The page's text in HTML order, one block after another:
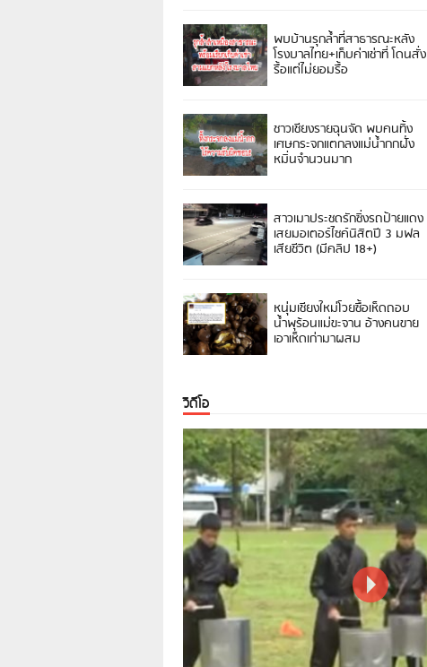
พบบ้านรุกล้ำที่สาธารณะหลัง
โรงบาลไทย+เก็บค่าเช่าที่ โดนสั่ง
รื้อแต่ไม่ยอมรื้อ
ชาวเชียงรายฉุนจัด พบคนทิ้ง
เศษกระจกแตกลงแม่น้ำกกฝั่ง
หมิ่นจำนวนมาก
สาวเมาประชดรักซิ่งรถป้ายแดง
เสยมอเตอร์ไซค์นิสิตปี 3 มฟล
เสียชีวิต (มีคลิป 18+)
หนุ่มเชียงใหม่โวยซื้อเห็ดถอบ
น้ำพุร้อนแม่ขะจาน อ้างคนขาย
เอาเห็ดเก่ามาผสม
วิดีโอ